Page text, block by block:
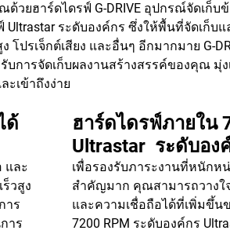
ยฮาร์ดไดรฟ์ G-DRIVE อุปกรณ์จัดเก็บ
Ultrastar ระดับองค์กร ซึ่งให้พื้นที่จัดเ
โปรเจ็กต์เสียง และอื่นๆ อีกมากมาย
การจัดเก็บผลงานสร้างสรรค์ของคุณ
ะเข้าถึงง่าย
ด้
และ
วสูง
าร
าร
ฮาร์ดไดรฟ์ภายใน
Ultrastar ระดับอง
เพื่อรองรับภาระงานที่หนักห
สำคัญมาก คุณสามารถวางใ
และความเชื่อถือได้ที่เพิ่มขึ้น
7200 RPM ระดับองค์กร